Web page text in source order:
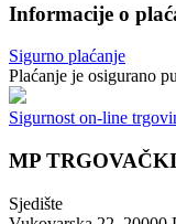
Informacije o
Sigurno plaćanje
Plaćanje je osigurano
Sigurnost on-line
MP
Sjedište